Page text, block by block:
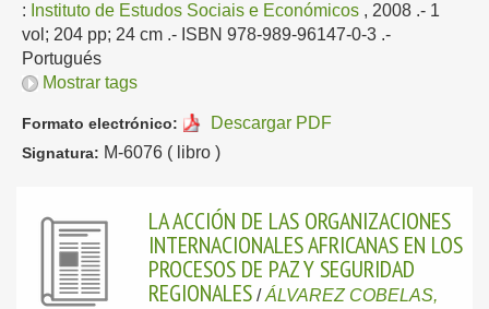
: Instituto de Estudos Sociais e Económicos , 2008 .- 1
vol; 204 pp; 24 cm .- ISBN 978-989-96147-0-3 .-
Portugués
Mostrar tags
Formato electrónico: Descargar PDF
Signatura: M-6076 ( libro )
LA ACCIÓN DE LAS ORGANIZACIONES
INTERNACIONALES AFRICANAS EN LOS
PROCESOS DE PAZ Y SEGURIDAD
REGIONALES /ÁLVAREZ COBELAS,